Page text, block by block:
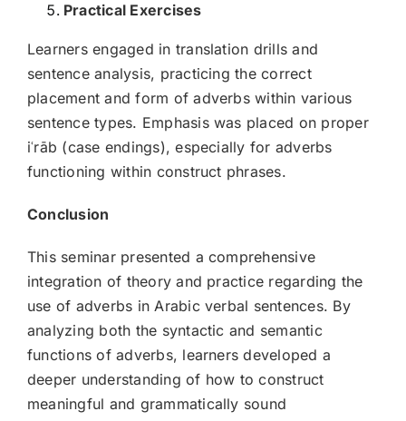
Practical Exercises
Learners engaged in translation drills and
sentence analysis, practicing the correct
placement and form of adverbs within various
sentence types. Emphasis was placed on proper
iʿrāb (case endings), especially for adverbs
functioning within construct phrases.
Conclusion
This seminar presented a comprehensive
integration of theory and practice regarding the
use of adverbs in Arabic verbal sentences. By
analyzing both the syntactic and semantic
functions of adverbs, learners developed a
deeper understanding of how to construct
meaningful and grammatically sound